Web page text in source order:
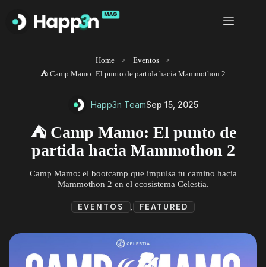
contenido
Home
Eventos
⛺ Camp Mamo: El punto de partida hacia Mammothon 2
Happ3n TeamSep 15, 2025
⛺ Camp Mamo: El punto de
partida hacia Mammothon 2
Camp Mamo: el bootcamp que impulsa tu camino hacia
Mammothon 2 en el ecosistema Celestia.
EVENTOS , FEATURED